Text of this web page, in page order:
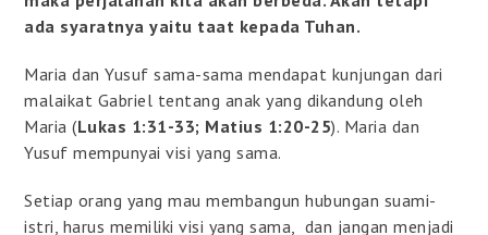
ada syaratnya yaitu taat kepada Tuhan.
Maria dan Yusuf sama-sama mendapat kunjungan dari
malaikat Gabriel tentang anak yang dikandung oleh
Maria (Lukas 1:31-33; Matius 1:20-25). Maria dan
Yusuf mempunyai visi yang sama.
Setiap orang yang mau membangun hubungan suami-
istri, harus memiliki visi yang sama, dan jangan menjadi